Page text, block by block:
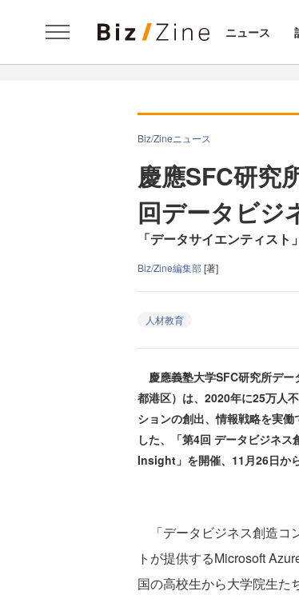
ニュース
Biz/Zineニュース
慶應SFC研究
回データビジ
「データサイエンティスト
Biz/Zine編集部[著]
人材教育
慶應義塾大学SFC研究所デー
都港区）は、2020年に25万人
ションの創出、情報戦略を実
した、「第4回 データビジネ
Insight」を開催、11月26日か
「データビジネス創造コ
トが提供するMicrosoft
国の高校生から大学院生た